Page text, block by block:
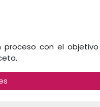
proceso con el